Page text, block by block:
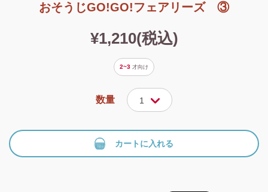
おそうじGO!GO!フェアリーズ ③
¥1,210(税込)
2~3 才向け
数量 1
カートに入れる